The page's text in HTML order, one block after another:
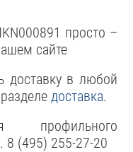
просто –
сайте
доставку в любой
доставка.
профильного
8 (495) 255-27-20